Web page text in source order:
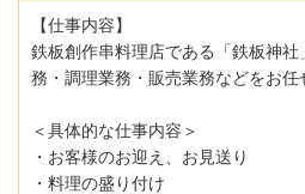
【仕事内容】
鉄板創作串料理店である「鉄板神
務・調理業務・販売業務などをお任
＜具体的な仕事内容＞
・お客様のお迎え、お見送り
・料理の盛り付け